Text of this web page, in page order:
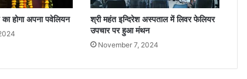
होगा अपना पवेलियन
श्री महंत इन्दिरेश अस्पताल में लिवर फेलियर
उपचार पर हुआ मंथन
November 7, 2024